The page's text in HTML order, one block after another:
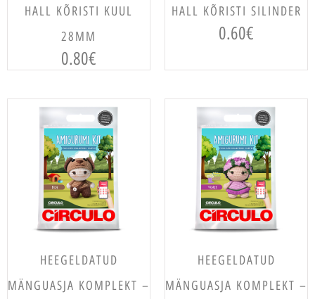
LISA KORVI
HALL KÕRISTI KUUL
28MM
0.80€
LISA KORVI
HALL KÕRISTI SILINDER
0.60€
LISA KORVI
HEEGELDATUD
MÄNGUASJA KOMPLEKT –
LISA KORVI
HEEGELDATUD
MÄNGUASJA KOMPLEKT –